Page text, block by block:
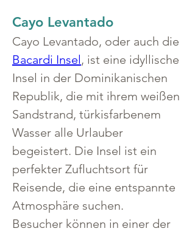
Cayo Levantado
Cayo Levantado, oder auch die
Bacardi Insel , ist eine idyllische
Insel in der Dominikanischen
Republik, die mit ihrem weißen
Sandstrand, türkisfarbenem
Wasser alle Urlauber
begeistert. Die Insel ist ein
perfekter Zufluchtsort für
Reisende, die eine entspannte
Atmosphäre suchen.
Besucher können in einer der